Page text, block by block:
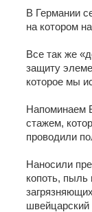
В Германии
на котором
Все так же
защиту
которое мы
Напоминаем
стажем,
проводили
Наносили
копоть, пыль
швейцарский